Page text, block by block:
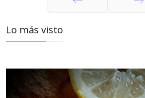
Lo más visto